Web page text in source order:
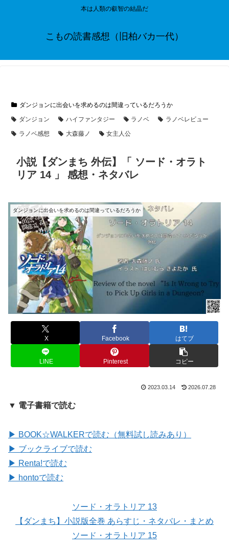
本は人類の叡智の結晶だ
こもの読書感想（旧柏バカ一代）
ダンジョンに出会いを求めるのは間違っているだろうか
ダンジョン
ハイファンタジー ラノベ
ラノベレビュー
ラノベ感想
大森藤ノ 女主人公
小説【ダンまち 外伝】「 ソード・オラト
リア 14 」 感想・ネタバレ
ダンジョンに出会いを求めるのは間違っているだろうか
X Facebook はてブ
LINE Pinterest コピー
2023.03.14 2026.07.28
▼ 電子書籍で読む
▶ BOOK☆WALKERで読む（無料試し読みあり）
▶ ブックライブで読む
▶ Renta!で読む
▶ hontoで読む
ソード・オラトリア 13
【ダンまち】小説版全巻 あらすじ・ネタバレ・まとめ
ソード・オラトリア 15